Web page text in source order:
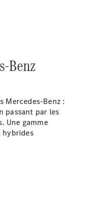
Benz
Mercedes-Benz :
passant par les
Une gamme
hybrides